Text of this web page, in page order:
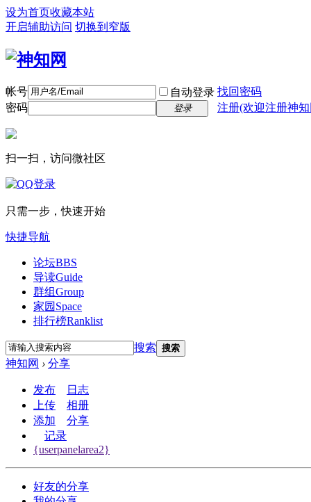
设为首页收藏本站
开启辅助访问 切换到窄版
帐号 自动登录 找回密码
密码
登录 注册(欢迎注册神
扫一扫，访问微社区
只需一步，快速开始
快捷导航
论坛BBS
导读Guide
群组Group
家园 Space
排行榜Ranklist
搜索 搜索
神知网 › 分享
发布
日志
上传
相册
添加
分享
记录
{userpanelarea2}
好友的分享